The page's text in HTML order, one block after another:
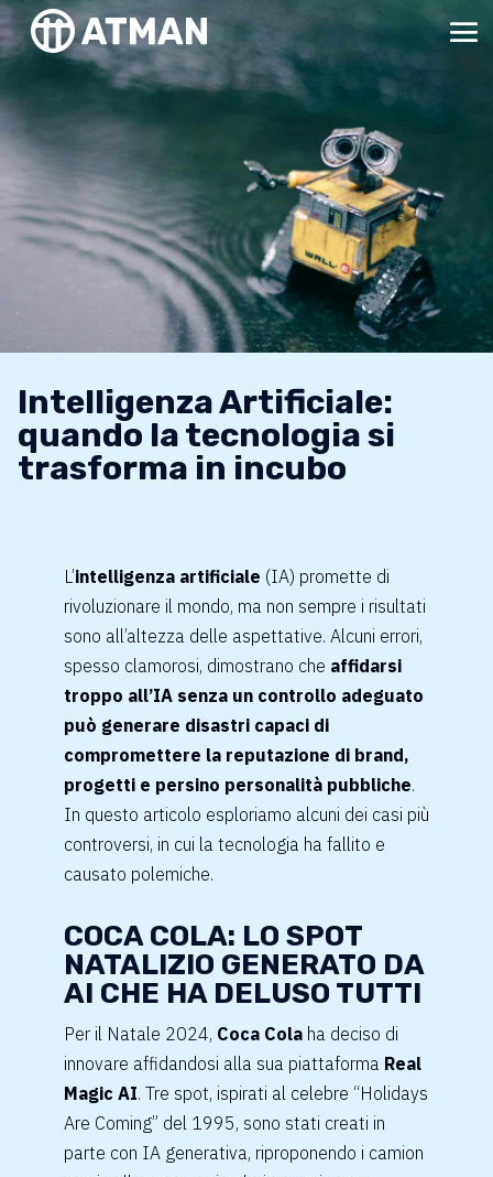
Intelligenza Artificiale:
quando la tecnologia si
trasforma in incubo
L’intelligenza artificiale (IA) promette di
rivoluzionare il mondo, ma non sempre i risultati
sono all’altezza delle aspettative. Alcuni errori,
spesso clamorosi, dimostrano che affidarsi
troppo all’IA senza un controllo adeguato
può generare disastri capaci di
compromettere la reputazione di brand,
progetti e persino personalità pubbliche.
In questo articolo esploriamo alcuni dei casi più
controversi, in cui la tecnologia ha fallito e
causato polemiche.
COCA COLA: LO SPOT
NATALIZIO GENERATO DA
AI CHE HA DELUSO TUTTI
Per il Natale 2024, Coca Colaha deciso di
innovare affidandosi alla sua piattaforma Real
Magic AI. Tre spot, ispirati al celebre “Holidays
Are Coming” del 1995, sono stati creati in
parte con IA generativa, riproponendo i camion